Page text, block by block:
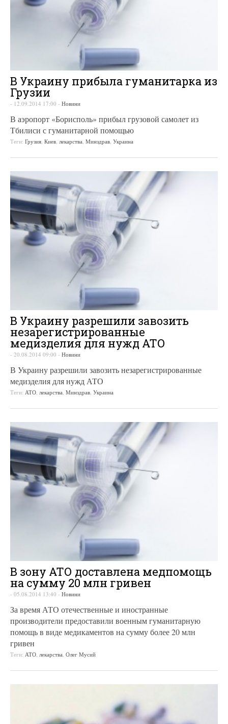
В Украину прибыла гуманитарка из
Грузии
- 12.09.2014 17:00 - Новини
В аэропорт «Борисполь» прибыл грузовой самолет из
Тбилиси с гуманитарной помощью
Теги: Грузия, Киев, лекарства, Минздрав, Украина
В Украину разрешили завозить
незарегистрированные
медизделия для нужд АТО
- 20.08.2014 09:00 - Новини
В Украину разрешили завозить незарегистрированные
медизделия для нужд АТО
Теги: АТО, лекарства, Минздрав, Украина
В зону АТО доставлена медпомощь
на сумму 20 млн гривен
- 05.08.2014 13:40 - Новини
За время АТО отечественные и иностранные
производители предоставили военным гуманитарную
помощь в виде медикаментов на сумму более 20 млн
гривен
Теги: АТО, лекарства, Олег Мусий